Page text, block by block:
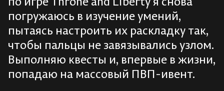
погружаюсь в изучение умений,
пытаясь настроить их раскладку так,
чтобы пальцы не завязывались узлом.
Выполняю квесты и, впервые в жизни,
попадаю на массовый ПВП-ивент.